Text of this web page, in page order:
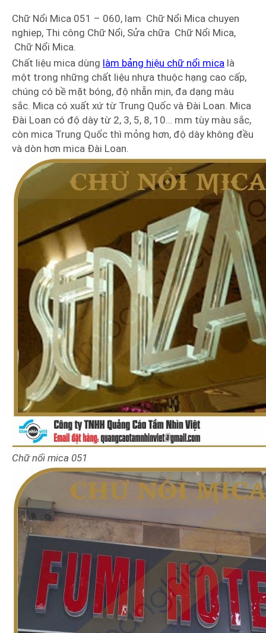
Chữ Nổi Mica 051 – 060, lam Chữ Nổi Mica chuyen
nghiep, Thi công Chữ Nổi, Sửa chữa Chữ Nổi Mica,
Chữ Nổi Mica.
Chất liệu mica dùng làm bảng hiệu chữ nổi mica là
một trong những chất liệu nhựa thuộc hạng cao cấp,
chúng có bề mặt bóng, độ nhẵn mịn, đa dạng màu
sắc. Mica có xuất xứ từ Trung Quốc và Đài Loan. Mica
Đài Loan có độ dày từ 2, 3, 5, 8, 10… mm tùy màu sắc,
còn mica Trung Quốc thì mỏng hơn, độ dày không đều
và dòn hơn mica Đài Loan.
Chữ nổi mica 051